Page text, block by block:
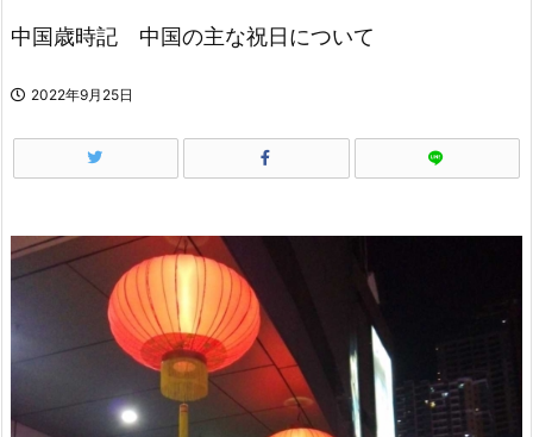
中国歳時記 中国の主な祝日について
2022年9月25日